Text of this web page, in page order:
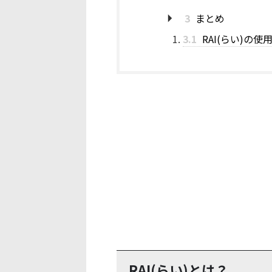
3 まとめ
3.1 RAI(らい)の使